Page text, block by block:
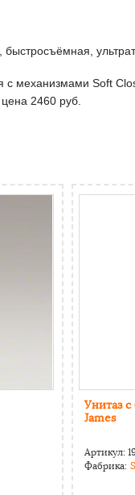
с механизмами Soft
2460 руб.
Унитаз
James
Артикул:
Фабрика: